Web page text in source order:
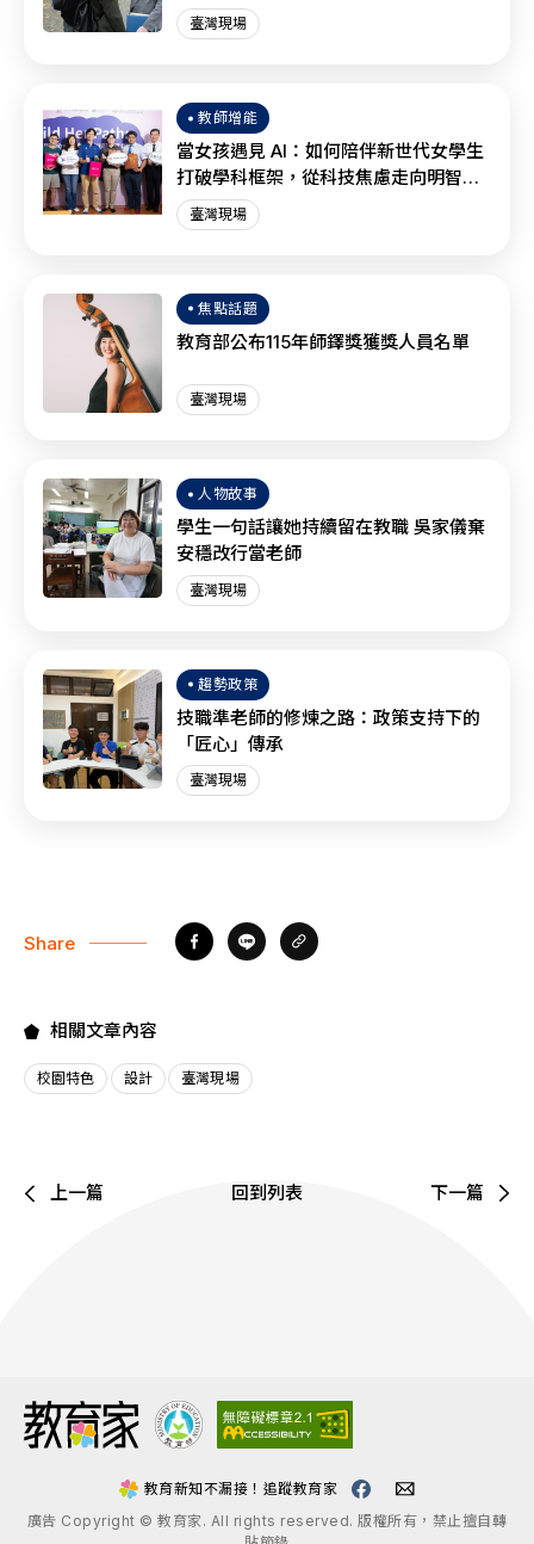
臺灣現場
教師增能
當女孩遇見 AI：如何陪伴新世代女學生
打破學科框架，從科技焦慮走向明智協
作？
臺灣現場
焦點話題
教育部公布115年師鐸獎獲獎人員名單
臺灣現場
人物故事
學生一句話讓她持續留在教職 吳家儀棄
安穩改行當老師
臺灣現場
趨勢政策
技職準老師的修煉之路：政策支持下的
「匠心」傳承
臺灣現場
Share
相關文章內容
校園特色 設計 臺灣現場
上一篇 回到列表 下一篇
廣告 Copyright © 教育家. All rights reserved. 版權所有，禁止擅自轉
教育新知不漏接！追蹤教育家